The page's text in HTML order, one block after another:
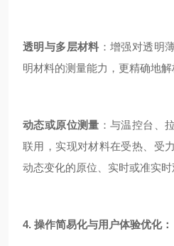
透明与多层材料 ：增强对透明
明材料的测量能力，更精确地解
动态或原位测量 ：与温控台、
联用，实现对材料在受热、受
动态变化的原位、实时或准实时
4. 操作简易化与用户体验优化：